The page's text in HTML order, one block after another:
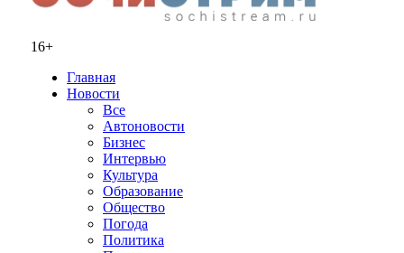
16+
Главная
Новости
Все
Автоновости
Бизнес
Интервью
Культура
Образование
Общество
Погода
Политика